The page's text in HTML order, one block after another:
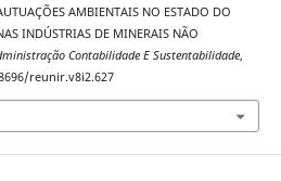
AMBIENTAIS NO ESTADO DO
INDÚSTRIAS DE MINERAIS NÃO
Contabilidade E Sustentabilidade,
reunir.v8i2.627